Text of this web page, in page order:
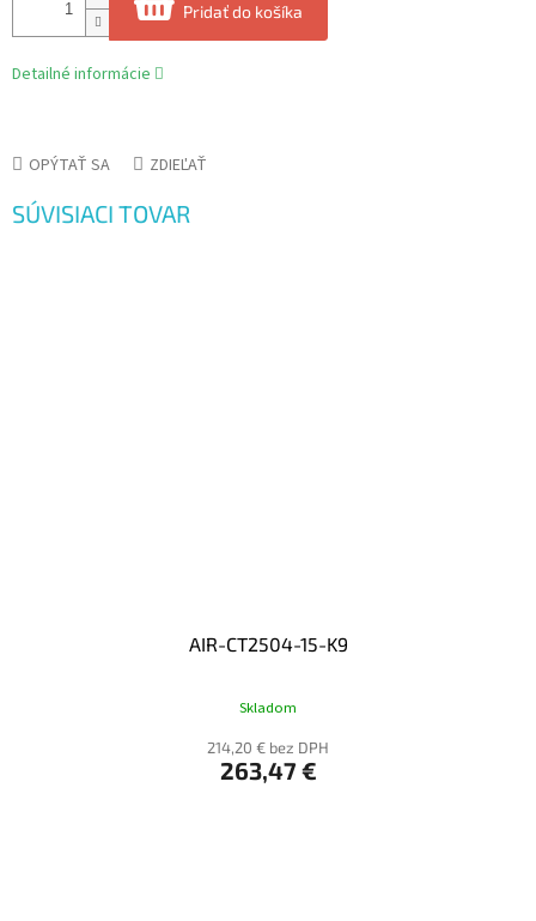
Pridať do košíka
Detailné informácie
OPÝTAŤ SA ZDIEĽAŤ
SÚVISIACI TOVAR
AIR-CT2504-15-K9
Skladom
214,20 € bez DPH
263,47 €